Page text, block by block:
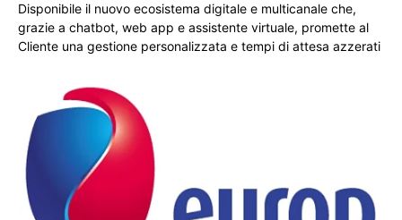
Disponibile il nuovo ecosistema digitale e multicanale che,
grazie a chatbot, web app e assistente virtuale, promette al
Cliente una gestione personalizzata e tempi di attesa azzerati